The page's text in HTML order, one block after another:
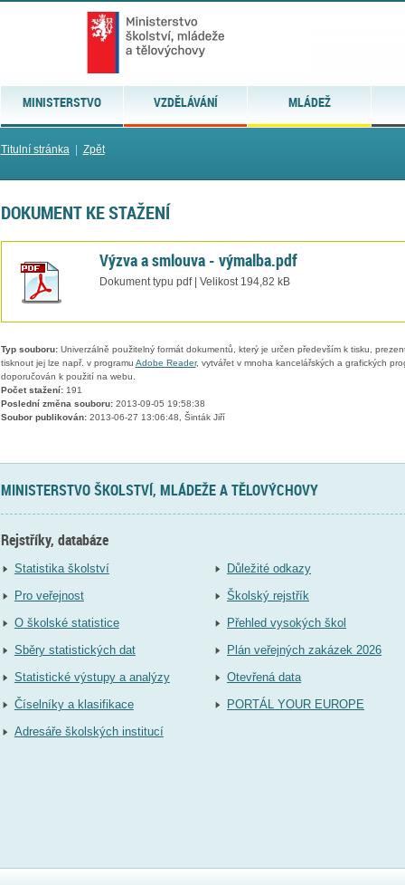
MINISTERSTVO VZDĚLÁVÁNÍ MLÁDEŽ
Titulní stránka| Zpět
DOKUMENT KE STAŽENÍ
Výzva a smlouva - výmalba.pdf
Dokument typu pdf | Velikost 194,82 kB
Typ souboru:Univerzálně použitelný formát dokumentů, který je určen především k tisku,
tisknout jej lze např. v programu Adobe Reader, vytvářet v mnoha kancelářských a grafických
doporučován k použití na webu.
Počet stažení:191
Poslední změna souboru:2013-09-05 19:58:38
Soubor publikován:2013-06-27 13:06:48, Šinták Jiří
MINISTERSTVO ŠKOLSTVÍ, MLÁDEŽE A TĚLOVÝCHOVY
Rejstříky, databáze
Statistika školství
Pro veřejnost
O školské statistice
Sběry statistických dat
Statistické výstupy a analýzy
Číselníky a klasifikace
Adresáře školských institucí
Důležité odkazy
Školský rejstřík
Přehled vysokých škol
Plán veřejných zakázek 2026
Otevřená data
PORTÁL YOUR EUROPE